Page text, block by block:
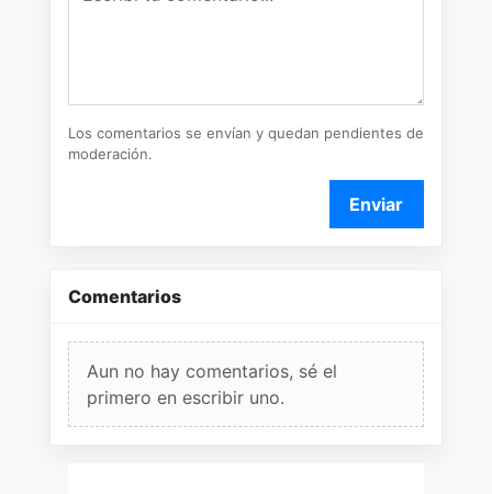
Los comentarios se envían y quedan pendientes de
moderación.
Enviar
Comentarios
Aun no hay comentarios, sé el
primero en escribir uno.